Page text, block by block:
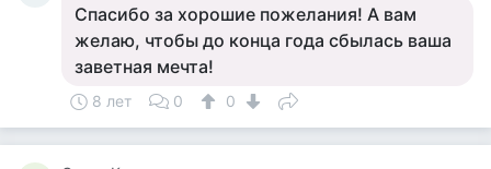
Спасибо за хорошие пожелания! А вам
желаю, чтобы до конца года сбылась ваша
заветная мечта!
8 лет 0 0